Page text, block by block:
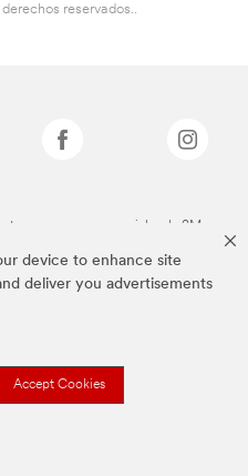
device to enhance site
deliver you advertisements
Accept Cookies
reservados..
son marcas comerciales de 3M.